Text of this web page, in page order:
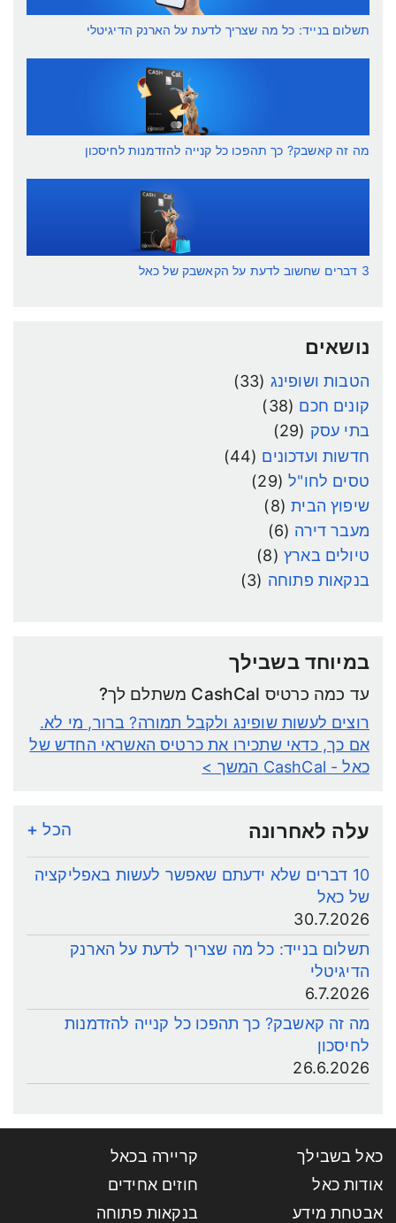
תשלום בנייד: כל מה שצריך לדעת על הארנק הדיגיטלי
מה זה קאשבק? כך תהפכו כל קנייה להזדמנות לחיסכון
3 דברים שחשוב לדעת על הקאשבק של כאל
נושאים
הטבות ושופינג (33)
קונים חכם (38)
בתי עסק (29)
חדשות ועדכונים (44)
טסים לחו"ל(29)
שיפוץ הבית(8)
מעבר דירה (6)
טיולים בארץ(8)
בנקאות פתוחה (3)
במיוחד בשבילך
עד כמה כרטיס CashCal משתלם לך?
רוצים לעשות שופינג ולקבל תמורה? ברור, מי לא.
אם כך, כדאי שתכירו את כרטיס האשראי החדש של
כאל - CashCal
המשך >
עלה לאחרונה הכל +
10 דברים שלא ידעתם שאפשר לעשות באפליקציה
של כאל
30.7.2026
תשלום בנייד: כל מה שצריך לדעת על הארנק
הדיגיטלי
6.7.2026
מה זה קאשבק? כך תהפכו כל קנייה להזדמנות
לחיסכון
26.6.2026
כאל בשבילך
קריירה בכאל
אודות כאל
חוזים אחידים
אבטחת מידע
בנקאות פתוחה